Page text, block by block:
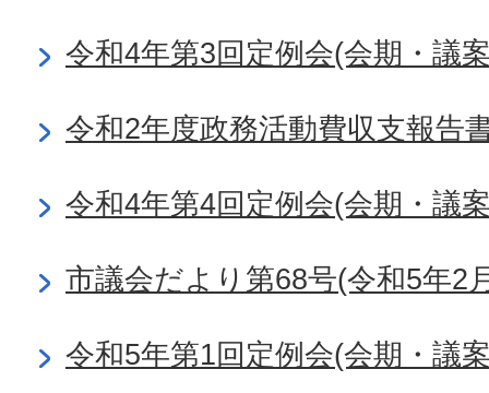
令和4年第3回定例会(会期・議
令和2年度政務活動費収支報告
令和4年第4回定例会(会期・議
市議会だより第68号(令和5年2
令和5年第1回定例会(会期・議